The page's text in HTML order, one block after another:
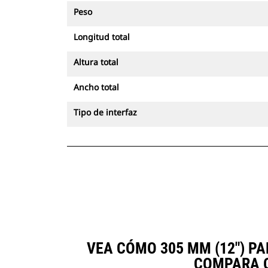
Peso
Longitud total
Altura total
Ancho total
Tipo de interfaz
VEA CÓMO 305 MM (12")
COMPARA